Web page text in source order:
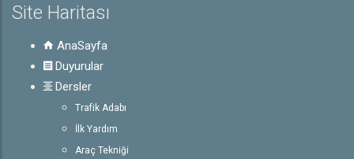
Site Haritası
AnaSayfa
Duyurular
Dersler
Trafik Adabı
İlk Yardım
Araç Tekniği